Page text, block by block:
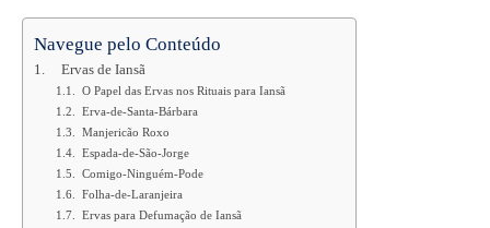
Navegue pelo Conteúdo
Ervas de Iansã
O Papel das Ervas nos Rituais para Iansã
Erva-de-Santa-Bárbara
Manjericão Roxo
Espada-de-São-Jorge
Comigo-Ninguém-Pode
Folha-de-Laranjeira
Ervas para Defumação de Iansã